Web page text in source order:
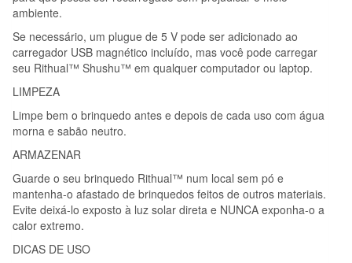
ambiente.
Se necessário, um plugue de 5 V pode ser adicionado ao
carregador USB magnético incluído, mas você pode carregar
seu Rithual™ Shushu™ em qualquer computador ou laptop.
LIMPEZA
Limpe bem o brinquedo antes e depois de cada uso com água
morna e sabão neutro.
ARMAZENAR
Guarde o seu brinquedo Rithual™ num local sem pó e
mantenha-o afastado de brinquedos feitos de outros materiais.
Evite deixá-lo exposto à luz solar direta e NUNCA exponha-o a
calor extremo.
DICAS DE USO